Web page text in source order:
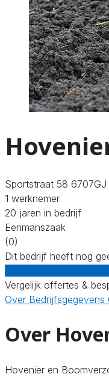
Sportstraat 58 6707GJ
1 werknemer
20 jaren in bedrijf
Eenmanszaak
(0)
Dit bedrijf heeft nog
Vergelijk offertes &
Over Bedrijfsgegevens
Over
Hovenier en